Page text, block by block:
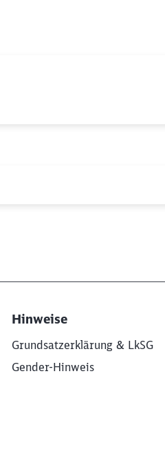
Hinweise
Grundsatzerklärung & LkSG
Gender-Hinweis